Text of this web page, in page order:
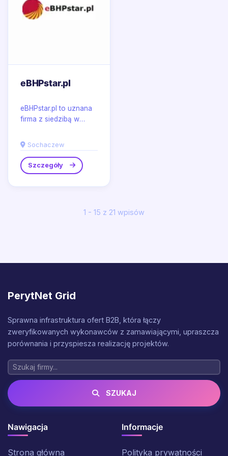
eBHPstar.pl
eBHPstar.pl to uznana
firma z siedzibą w
specjalizująca się w
kompleksowej
dystrybucji...
Sochaczew
Szczegóły
1 - 15 z 21 wpisów
PerytNet Grid
Sprawna infrastruktura ofert B2B, która łączy
zweryfikowanych wykonawców z zamawiającymi, upraszcza
porównania i przyspiesza realizację projektów.
SZUKAJ
Nawigacja
Strona główna
Informacje
Polityka prywatności